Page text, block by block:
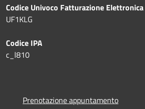
Codice Univoco Fatturazione Elettronica
UF1KLG
Codice IPA
c_l810
Prenotazione appuntamento